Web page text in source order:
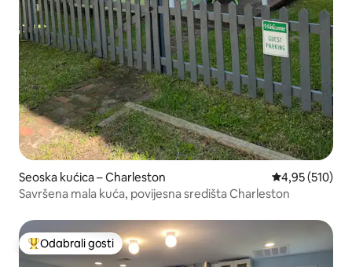
Seoska kućica – Charleston Prosječna
4,95 (510)
Savršena mala kuća, povijesna središta Charleston
Među najviše rangiranima s oznakom „Odabrali gosti”
Odabrali gosti